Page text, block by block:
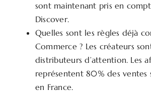
sont maintenant pris en
Discover.
Quelles sont les règles déjà
Commerce ? Les créateurs
distributeurs d’attention. Les
représentent 80% des ventes
en France.